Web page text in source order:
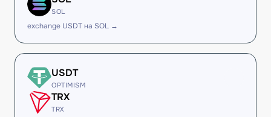
SOL
exchange USDT на SOL →
USDT
OPTIMISM
TRX
TRX